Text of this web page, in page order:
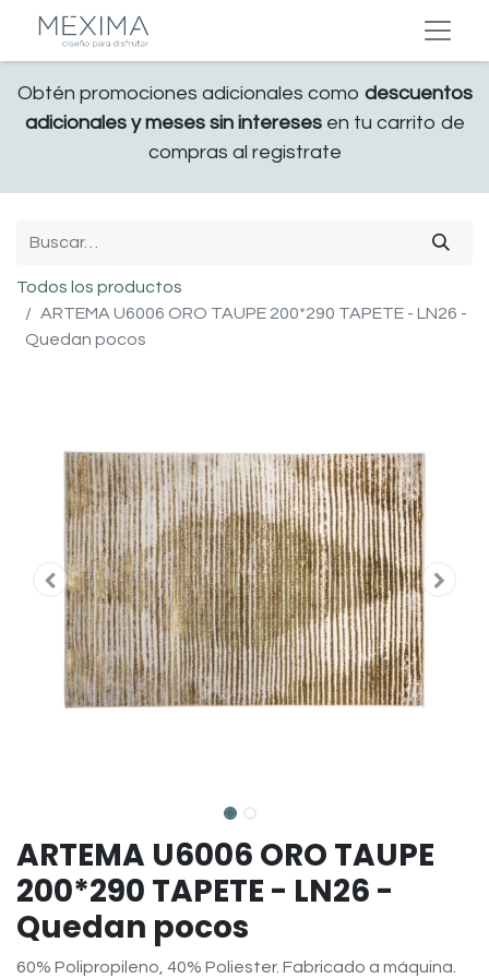
Obtén promociones adicionales como descuentos
adicionales y meses sin interesesen tu carrito de
compras al registrate
Todos los productos
ARTEMA U6006 ORO TAUPE 200*290 TAPETE - LN26 -
Quedan pocos
ARTEMA U6006 ORO TAUPE
200*290 TAPETE - LN26 -
Quedan pocos
60% Polipropileno, 40% Poliester. Fabricado a máquina.